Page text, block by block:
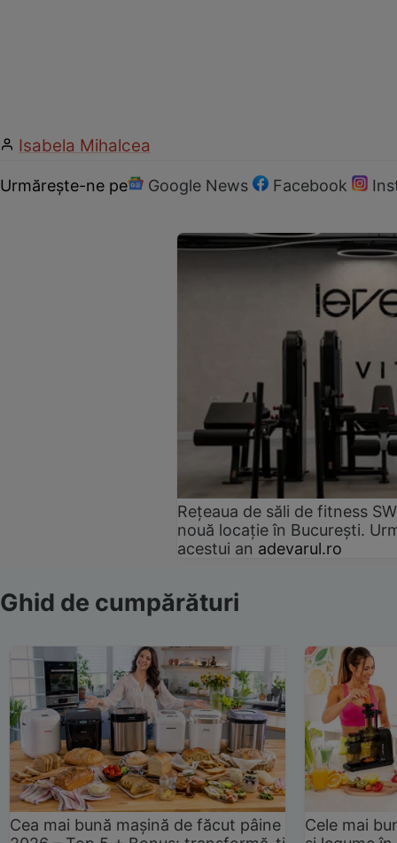
Isabela Mihalcea
Urmărește-ne pe Google News Facebook
Rețeaua de săli de fitness
nouă locație în București.
acestui an adevarul.ro
Ghid de cumpărături
Cea mai bună mașină de făcut pâine
Cele mai